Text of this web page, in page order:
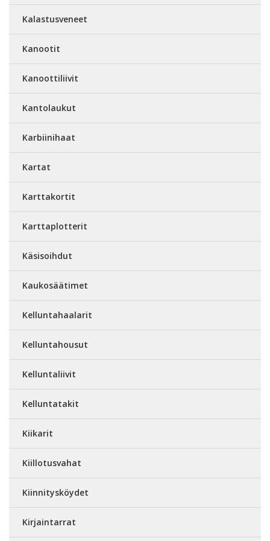
Kalastusveneet
Kanootit
Kanoottiliivit
Kantolaukut
Karbiinihaat
Kartat
Karttakortit
Karttaplotterit
Käsisoihdut
Kaukosäätimet
Kelluntahaalarit
Kelluntahousut
Kelluntaliivit
Kelluntatakit
Kiikarit
Kiillotusvahat
Kiinnitysköydet
Kirjaintarrat